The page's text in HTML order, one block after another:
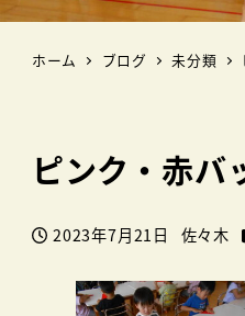
ホーム ブログ 未分類
ピンク・赤バ
投稿日
2023年7月21日
著
佐々木